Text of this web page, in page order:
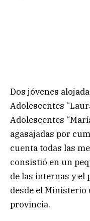
Dos jóvenes
Adolescentes
Adolescentes
agasajadas por
cuenta todas las
consistió en un
de las internas y el
desde el Ministerio
provincia.